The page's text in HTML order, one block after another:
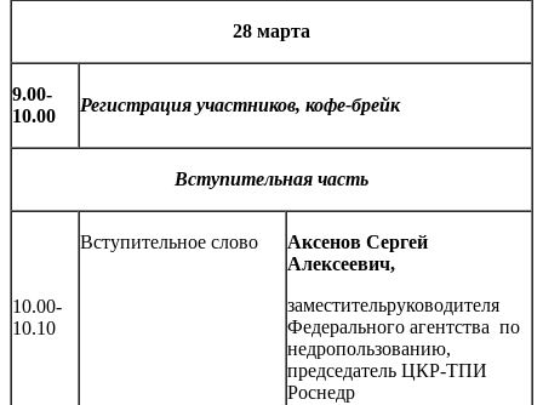
28 марта
9.00-
10.00
Регистрация участников, кофе-брейк
Вступительная часть
10.00-
10.10
Вступительное слово
Аксенов Сергей
Алексеевич,
заместительруководителя
Федерального агентства по
недропользованию,
председатель ЦКР-ТПИ
Роснедр